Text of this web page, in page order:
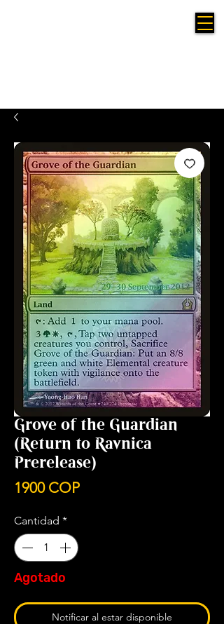
Grove of the Guardian
(Return to Ravnica
Prerelease)
1900 COPPrecio
Cantidad *
Agotado
Notificar al estar disponible